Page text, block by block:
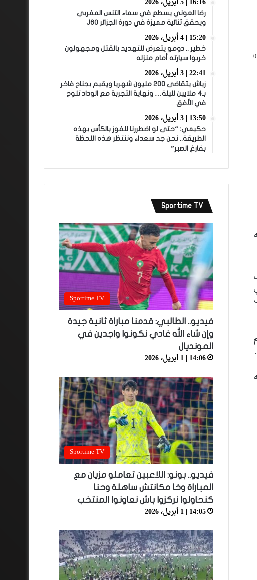
0
رضا العوني يسطع في سماء التنس المغربي
ويحقق ثنائية مميزة في دورة الجزائر J60
15:20 | 4 أبريل، 2026
خطير .. دومو يتعرض للتهديد بالقتل ومجهولون
خربوا سيارته أمام منزله
22:41 | 3 أبريل، 2026
زياش يتقاضى 200 مليون شهريا ويقيم بجناح فاخر
بـ4 ملايين لليلة… ونهاية التجربة مع الوداد تلوح
في الأفق
13:50 | 3 أبريل، 2026
حكيمي: “حتى لو اضطررنا للفوز بالكأس بهذه
الطريقة.. نحن جد سعداء وننتظر هذه اللحظة
بفارغ الصبر”
Sportime TV
Sportime TV
فيديو.. الطالبي: قدمنا مباراة ثانية جيدة
وإن شاء الله غادي نكونوا واجدين في
المونديال
14:06 | 1 أبريل، 2026
Sportime TV
فيديو.. بونو: اللاعبين تعاملو مزيان مع
المباراة وخا مكانتش ساهلة وحنا
كنحاولوا نركزوا باش نعاونوا المنتخب
14:05 | 1 أبريل، 2026